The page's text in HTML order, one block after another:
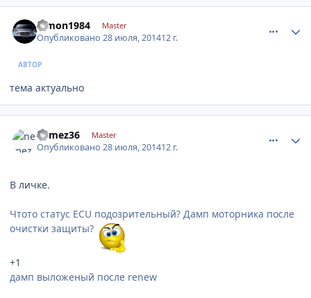
dimon1984 Master
Опубликовано28 июля, 201412 г.
АВТОР
тема актуально
nemez36 Master
Опубликовано28 июля, 201412 г.
В личке.
Чтото статус ECU подозрительный? Дамп моторника после
очистки защиты?
+1
дамп выложеный после renew